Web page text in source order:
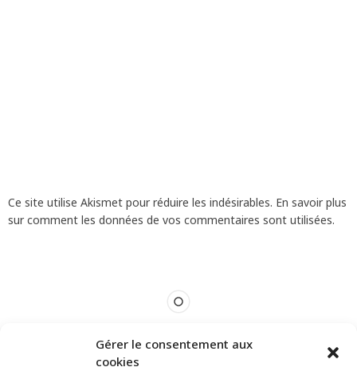
Gérer le consentement aux
cookies
Ce site utilise Akismet pour réduire les indésirables. En savoir plus
sur comment les données de vos commentaires sont utilisées.